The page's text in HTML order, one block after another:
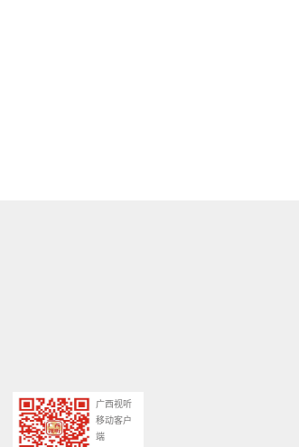
广西视听
移动客户
端